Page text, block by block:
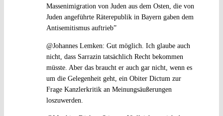
Massenimigration von Juden aus dem Osten, die von
Juden angeführte Räterepublik in Bayern gaben dem
Antisemitismus auftrieb”
@Johannes Lemken: Gut möglich. Ich glaube auch
nicht, dass Sarrazin tatsächlich Recht bekommen
müsste. Aber das braucht er auch gar nicht, wenn es
um die Gelegenheit geht, ein Obiter Dictum zur
Frage Kanzlerkritik an Meinungsäußerungen
loszuwerden.